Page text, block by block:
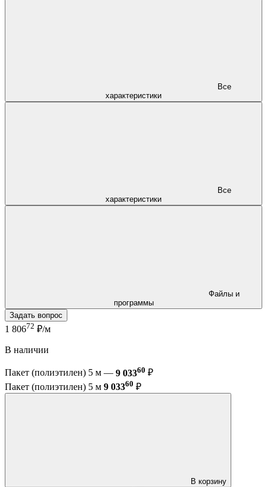
характеристики
характеристики
программы
Задать вопрос
1 80672 ₽/м
В наличии
Пакет (полиэтилен) 5 м — 9 03360 ₽
Пакет (полиэтилен) 5 м 9 03360 ₽
В корзину